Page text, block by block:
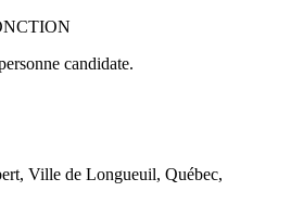
candidate.
Ville de Longueuil, Québec,